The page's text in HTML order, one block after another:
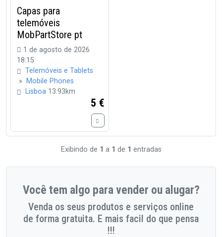
Capas para
telemóveis
MobPartStore pt
1 de agosto de 2026
18:15
Telemóveis e Tablets
»
Mobile Phones
Lisboa 13.93km
5 €
Exibindo de 1 a 1 de 1 entradas
Você tem algo para vender ou alugar?
Venda os seus produtos e serviços online
de forma gratuita. E mais facil do que pensa
!!!